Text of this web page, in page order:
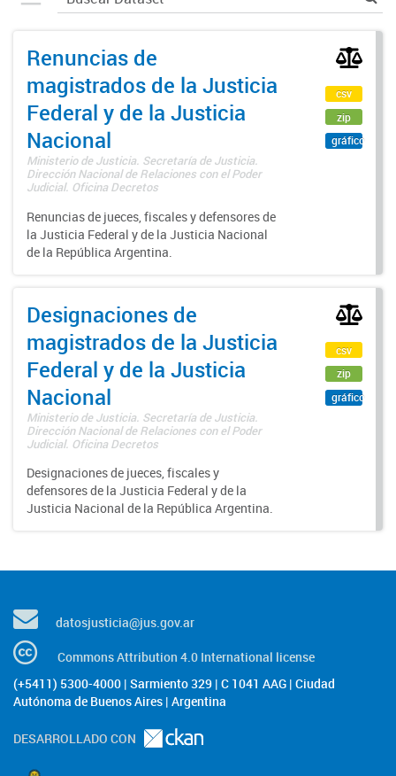
Renuncias de
magistrados de la Justicia
Federal y de la Justicia
Nacional
Ministerio de Justicia. Secretaría de Justicia.
Dirección Nacional de Relaciones con el Poder
Judicial. Oficina Decretos
Renuncias de jueces, fiscales y defensores de
la Justicia Federal y de la Justicia Nacional
de la República Argentina.
csv
zip
gráfico
Designaciones de
magistrados de la Justicia
Federal y de la Justicia
Nacional
Ministerio de Justicia. Secretaría de Justicia.
Dirección Nacional de Relaciones con el Poder
Judicial. Oficina Decretos
Designaciones de jueces, fiscales y
defensores de la Justicia Federal y de la
Justicia Nacional de la República Argentina.
csv
zip
gráfico
datosjusticia@jus.gov.ar
Commons Attribution 4.0 International license
(+5411) 5300-4000 | Sarmiento 329 | C 1041 AAG | Ciudad
Autónoma de Buenos Aires | Argentina
DESARROLLADO CON